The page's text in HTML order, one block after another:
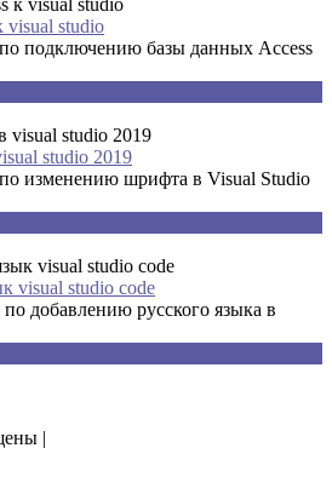
visual studio
подключению базы данных Access
studio 2019
изменению шрифта в Visual Studio
visual studio code
добавлению русского языка в
|